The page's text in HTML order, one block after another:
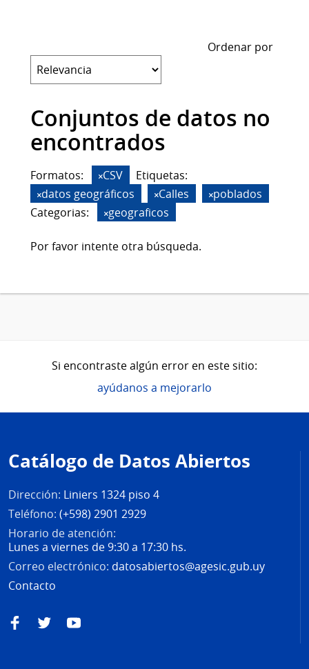
Ordenar por
Conjuntos de datos no
encontrados
Formatos: CSV
Etiquetas:
datos geográficos
Calles
poblados
Categorias:
geograficos
Por favor intente otra búsqueda.
Si encontraste algún error en este sitio:
ayúdanos a mejorarlo
de
página
Catálogo de Datos Abiertos
Dirección: Liniers 1324 piso 4
Teléfono: (+598) 2901 2929
Horario de atención:
Lunes a viernes de 9:30 a 17:30 hs.
Correo electrónico: datosabiertos@agesic.gub.uy
Contacto
FacebookTwitterYouTube